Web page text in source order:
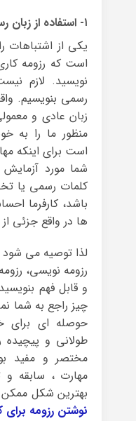
۱- استفاده از زبان رسمی در رزومه نویسی
یکی از اشتباهات
است که رزومه
نویسید. لازم
رسمی بنویسیم.
زبان عادی و
منظور ما را به
است برای اینکه
شما مورد آزمایش
کلمات رسمی یا
باشد، کارفرما
ها در واقع جزئی
لذا توصیه می شود
رزومه نویسی،
و قابل فهم
چیز راجع به شما
حوصله ای برای
طولانی و پیچیده
مختصر و مفید
مهارت ، سابقه و
بهترین شکل ممکن
نوشتن رزومه برای